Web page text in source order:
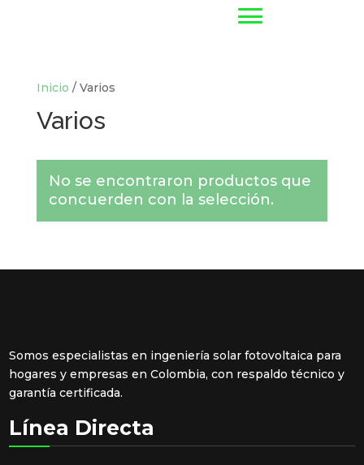
Inicio / Varios
Varios
No se encontraron productos que
concuerden con la selección.
Somos especialistas en ingeniería solar fotovoltaica para
hogares y empresas en Colombia, con respaldo técnico y
garantía certificada.
Línea Directa